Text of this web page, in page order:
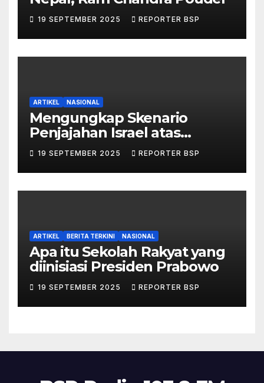
19 SEPTEMBER 2025 REPORTER BSP
ARTIKEL NASIONAL
Mengungkap Skenario
Penjajahan Israel atas
Palestina dalam Buku Ilan
Pappé
19 SEPTEMBER 2025 REPORTER BSP
ARTIKEL BERITA TERKINI NASIONAL
Apa itu Sekolah Rakyat yang
diinisiasi Presiden Prabowo
19 SEPTEMBER 2025 REPORTER BSP